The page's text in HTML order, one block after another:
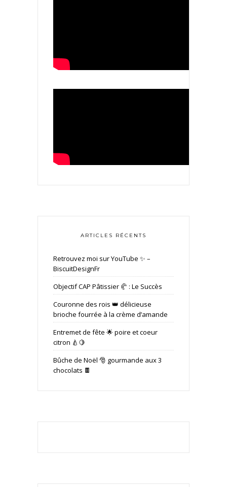
ARTICLES RÉCENTS
Retrouvez moi sur YouTube ✨ –
BiscuitDesignFr
Objectif CAP Pâtissier 🥐 : Le Succès
Couronne des rois 👑 délicieuse
brioche fourrée à la crème d’amande
Entremet de fête 🌟 poire et coeur
citron 🍐🍋
Bûche de Noël 🎅 gourmande aux 3
chocolats 🍫